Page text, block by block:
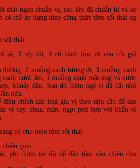
thái ngon chuẩn vị, sau khi đã chuẩn bị và sơ
có thể áp dụng theo công thức tôm sốt thái cụ
sốt thái.
sả, 3 tép tỏi, 4 củ hành tím, ớt vào cối giã
đường, 2 muỗng canh tương ớt, 3 muỗng canh
nước ấm, 1 muỗng canh mật ong và nước
khuấy đều. Sau đó thêm ngò rí đã cắt nhỏ
nữa.
điều chỉnh các loại gia vị theo nhu cầu để sao
vị cay, chua, mặn, ngọt phù hợp với khẩu vị
trí cho món tôm sốt thái.
chiên giòn
phi thơm tỏi rồi để đầu tôm vào chiên cho